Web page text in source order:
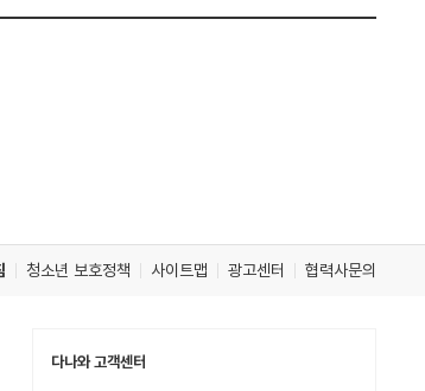
청소년 보호정책 사이트맵 광고센터 협력사문의
다나와 고객센터